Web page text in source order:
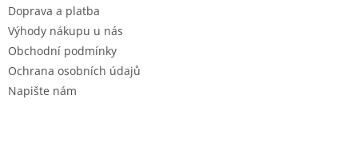
Doprava a platba
Výhody nákupu u nás
Obchodní podmínky
Ochrana osobních údajů
Napište nám